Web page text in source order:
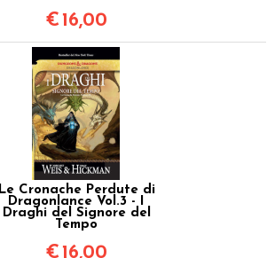
€ 16,00
Le Cronache Perdute di
Dragonlance Vol.3 - I
Draghi del Signore del
Tempo
€ 16,00